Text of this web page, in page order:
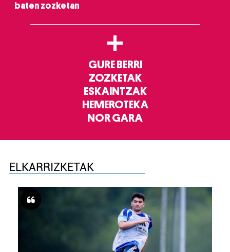
baten zozketan
+
GURE BERRI
ZOZKETAK
ESKAINTZAK
HEMEROTEKA
NOR GARA
ELKARRIZKETAK